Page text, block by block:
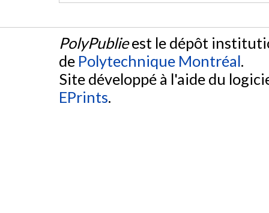
PolyPublieest le dépôt
de Polytechnique Montréal.
Site développé à l'aide du
EPrints.